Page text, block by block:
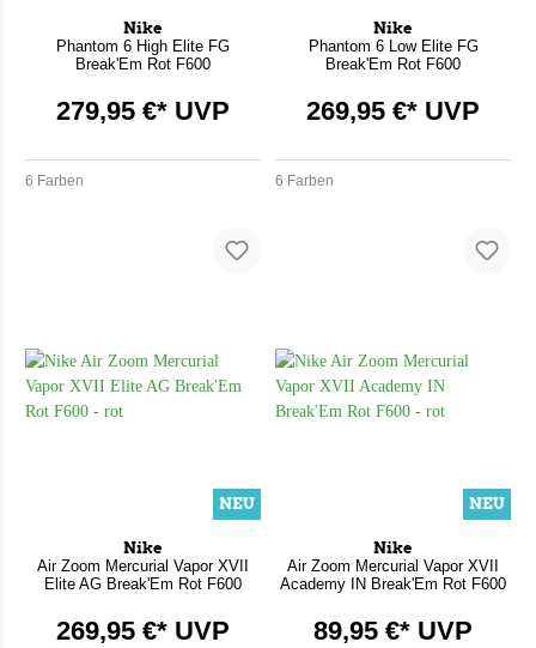
Nike
Phantom 6 High Elite FG
Break'Em Rot F600
279,95 €* UVP
6 Farben
Nike
Phantom 6 Low Elite FG
Break'Em Rot F600
269,95 €* UVP
6 Farben
NEU
Nike
Air Zoom Mercurial Vapor XVII
Elite AG Break'Em Rot F600
269,95 €* UVP
NEU
Nike
Air Zoom Mercurial Vapor XVII
Academy IN Break'Em Rot F600
89,95 €* UVP